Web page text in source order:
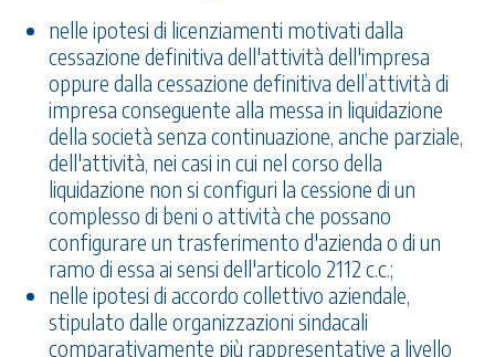
nelle ipotesi di licenziamenti motivati dalla
cessazione definitiva dell'attività dell'impresa
oppure dalla cessazione definitiva dell’attività di
impresa conseguente alla messa in liquidazione
della società senza continuazione, anche parziale,
dell'attività, nei casi in cui nel corso della
liquidazione non si configuri la cessione di un
complesso di beni o attività che possano
configurare un trasferimento d'azienda o di un
ramo di essa ai sensi dell'articolo 2112 c.c.;
nelle ipotesi di accordo collettivo aziendale,
stipulato dalle organizzazioni sindacali
comparativamente più rappresentative a livello